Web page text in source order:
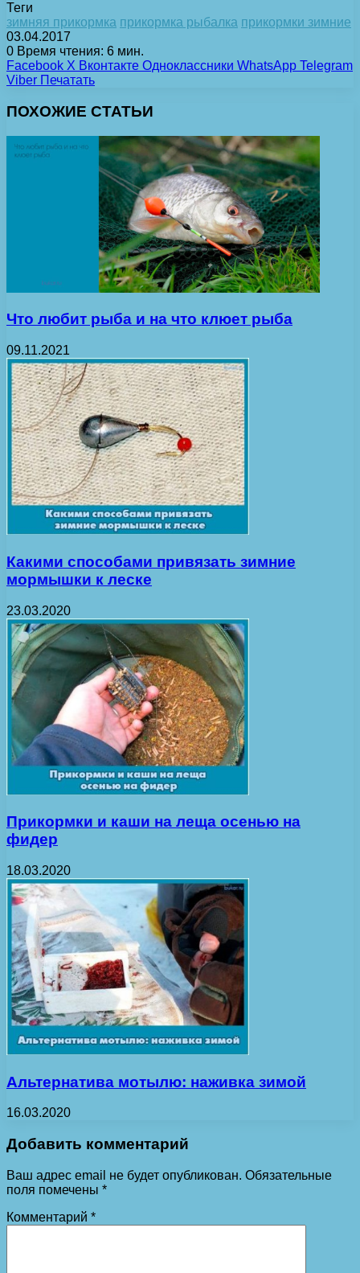
Теги
зимняя прикормка прикормка рыбалка прикормки зимние
03.04.2017
0 Время чтения: 6 мин.
Facebook X Вконтакте Одноклассники WhatsApp Telegram
Viber Печатать
ПОХОЖИЕ СТАТЬИ
Что любит рыба и на что клюет рыба
09.11.2021
Какими способами привязать зимние
мормышки к леске
23.03.2020
Прикормки и каши на леща осенью на
фидер
18.03.2020
Альтернатива мотылю: наживка зимой
16.03.2020
Добавить комментарий
Ваш адрес email не будет опубликован. Обязательные
поля помечены *
Комментарий *